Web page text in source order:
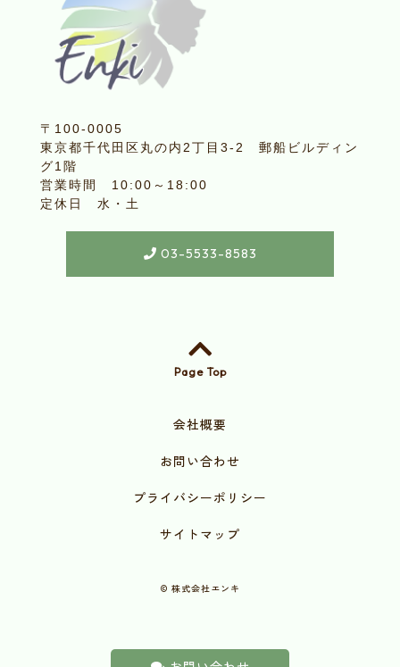
〒100-0005
東京都千代田区丸の内2丁目3-2 郵船ビルディン
グ1階
営業時間 10:00～18:00
定休日 水・土
03-5533-8583
Page Top
会社概要
お問い合わせ
プライバシーポリシー
サイトマップ
© 株式会社エンキ